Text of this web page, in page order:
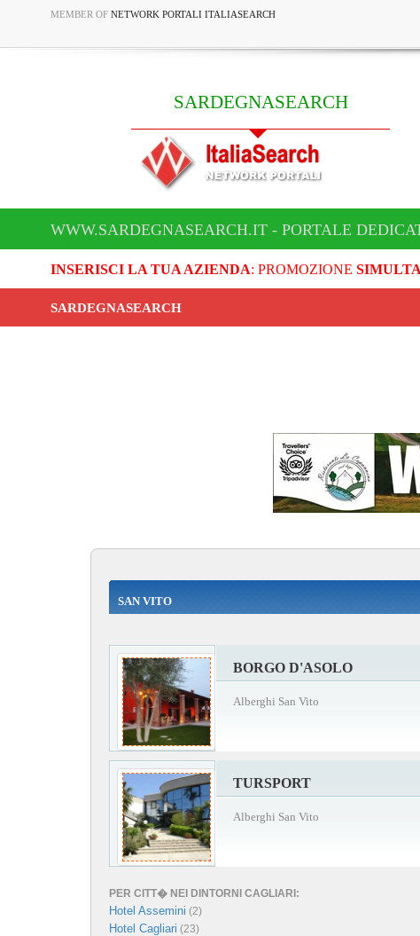
MEMBER OF NETWORK PORTALI ITALIASEARCH
SARDEGNASEARCH
WWW.SARDEGNASEARCH.IT - PORTALE
INSERISCI LA TUA AZIENDA: PROMOZIONE
SARDEGNASEARCH
SAN VITO
BORGO D'ASOLO
Alberghi San Vito
TURSPORT
Alberghi San Vito
PER CITT� NEI DINTORNI CAGLIARI:
Hotel Assemini (2)
Hotel Cagliari (23)